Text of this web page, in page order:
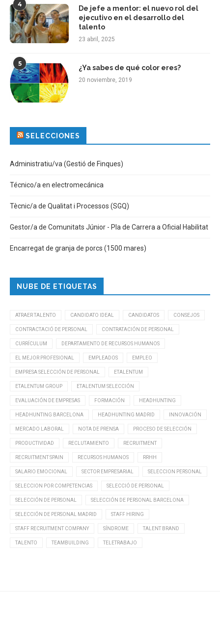
4
De jefe a mentor: el nuevo rol del
ejecutivo en el desarrollo del
talento
23 abril, 2025
5
¿Ya sabes de qué color eres?
20 noviembre, 2019
SELECCIONES
Administratiu/va (Gestió de Finques)
Técnico/a en electromecánica
Tècnic/a de Qualitat i Processos (SGQ)
Gestor/a de Comunitats Júnior - Pla de Carrera a Oficial Habilitat
Encarregat de granja de porcs (1500 mares)
NUBE DE ETIQUETAS
ATRAER TALENTO CANDIDATO IDEAL CANDIDATOS CONSEJOS
CONTRACTACIÓ DE PERSONAL CONTRATACIÓN DE PERSONAL
CURRÍCULUM DEPARTAMENTO DE RECURSOS HUMANOS
EL MEJOR PROFESIONAL EMPLEADOS EMPLEO
EMPRESA SELECCIÓN DE PERSONAL ETALENTUM
ETALENTUM GROUP ETALENTUM SELECCIÓN
EVALUACIÓN DE EMPRESAS FORMACIÓN HEADHUNTING
HEADHUNTING BARCELONA HEADHUNTING MADRID INNOVACIÓN
MERCADO LABORAL NOTA DE PRENSA PROCESO DE SELECCIÓN
PRODUCTIVIDAD RECLUTAMIENTO RECRUITMENT
RECRUITMENT SPAIN RECURSOS HUMANOS RRHH
SALARIO EMOCIONAL SECTOR EMPRESARIAL SELECCION PERSONAL
SELECCION POR COMPETENCIAS SELECCIÓ DE PERSONAL
SELECCIÓN DE PERSONAL SELECCIÓN DE PERSONAL BARCELONA
SELECCIÓN DE PERSONAL MADRID STAFF HIRING
STAFF RECRUITMENT COMPANY SÍNDROME TALENT BRAND
TALENTO TEAMBUILDING TELETRABAJO